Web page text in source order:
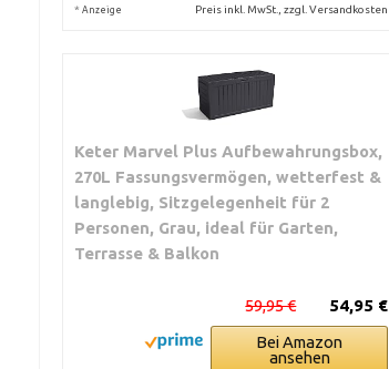
* Anzeige Preis inkl. MwSt., zzgl. Versandkosten
Keter Marvel Plus Aufbewahrungsbox,
270L Fassungsvermögen, wetterfest &
langlebig, Sitzgelegenheit für 2
Personen, Grau, ideal für Garten,
Terrasse & Balkon
54,95 €
59,95 €
Bei Amazon
ansehen